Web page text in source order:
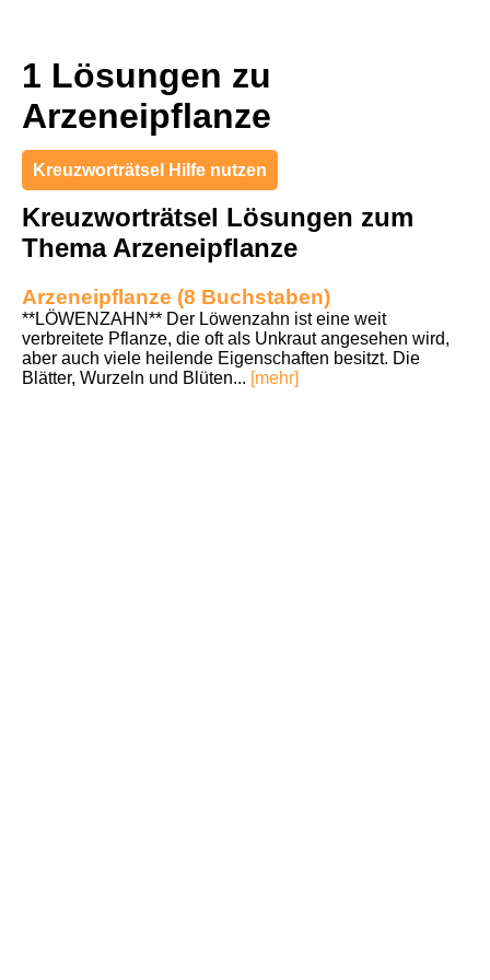
1 Lösungen zu
Arzeneipflanze
Kreuzworträtsel Hilfe nutzen
Kreuzworträtsel Lösungen zum
Thema Arzeneipflanze
Arzeneipflanze (8 Buchstaben)
**LÖWENZAHN** Der Löwenzahn ist eine weit
verbreitete Pflanze, die oft als Unkraut angesehen wird,
aber auch viele heilende Eigenschaften besitzt. Die
Blätter, Wurzeln und Blüten... [mehr]